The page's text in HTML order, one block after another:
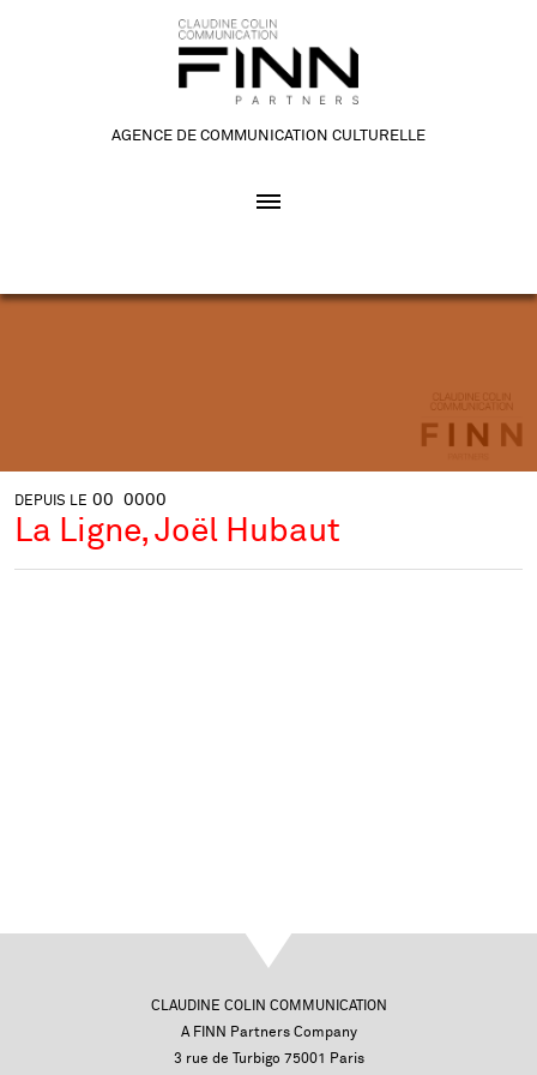
AGENCE DE COMMUNICATION CULTURELLE
DEPUIS LE 00 0000
La Ligne, Joël Hubaut
CLAUDINE COLIN COMMUNICATION
A FINN Partners Company
3 rue de Turbigo 75001 Paris